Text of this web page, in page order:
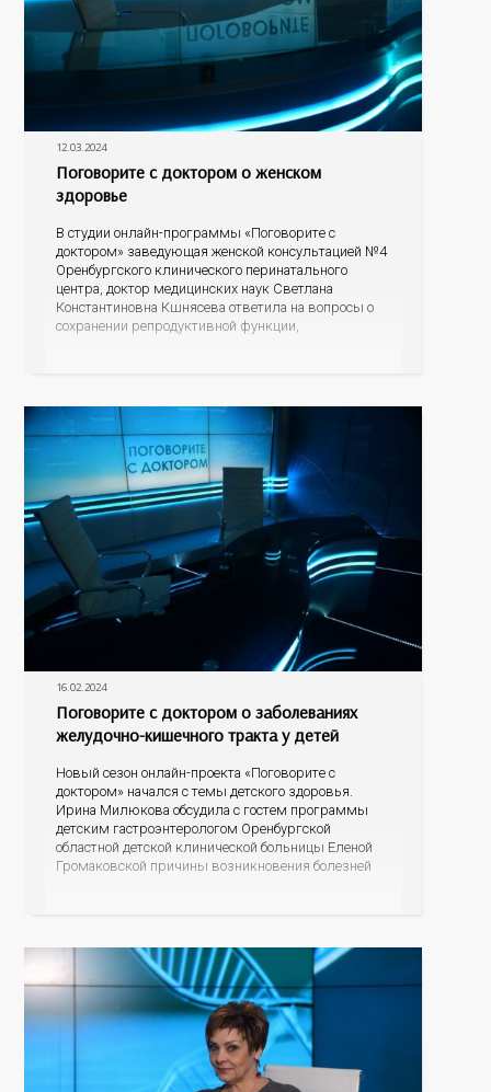
12.03.2024
Поговорите с доктором о женском
здоровье
В студии онлайн-программы «Поговорите с
доктором» заведующая женской консультацией №4
Оренбургского клинического перинатального
центра, доктор медицинских наук Светлана
Константиновна Кшнясева ответила на вопросы о
сохранении репродуктивной функции,
16.02.2024
Поговорите с доктором о заболеваниях
желудочно-кишечного тракта у детей
Новый сезон онлайн-проекта «Поговорите с
доктором» начался с темы детского здоровья.
Ирина Милюкова обсудила с гостем программы
детским гастроэнтерологом Оренбургской
областной детской клинической больницы Еленой
Громаковской причины возникновения болезней